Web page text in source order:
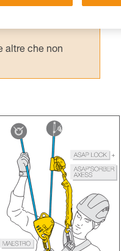
specifico.
piena sicurezza,
altre che non